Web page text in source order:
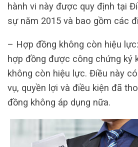
hành vi này được quy định tại
sự năm 2015 và bao gồm các
– Hợp đồng không còn hiệu
hợp đồng được công chứng ký
không còn hiệu lực. Điều này
vụ, quyền lợi và điều kiện đã
đồng không áp dụng nữa.